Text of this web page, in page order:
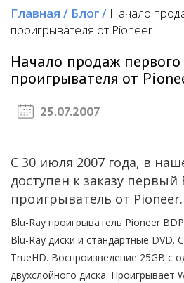
Главная / Блог/ Начало
проигрывателя от Pioneer
Начало продаж первого
проигрывателя от
25.07.2007
С 30 июля 2007 года, в
доступен к заказу первый
проигрыватель от Pioneer.
Blu-Ray проигрыватель Pioneer
Blu-Ray диски и стандартные DVD.
TrueHD. Воспроизведение 25GB с
двухслойного диска. Проигрывает